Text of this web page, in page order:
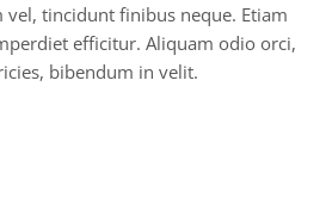
vel, tincidunt finibus neque. Etiam
efficitur. Aliquam odio orci,
bibendum in velit.